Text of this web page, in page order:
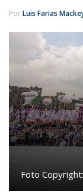
PorLuis Farias
Foto Copyright: